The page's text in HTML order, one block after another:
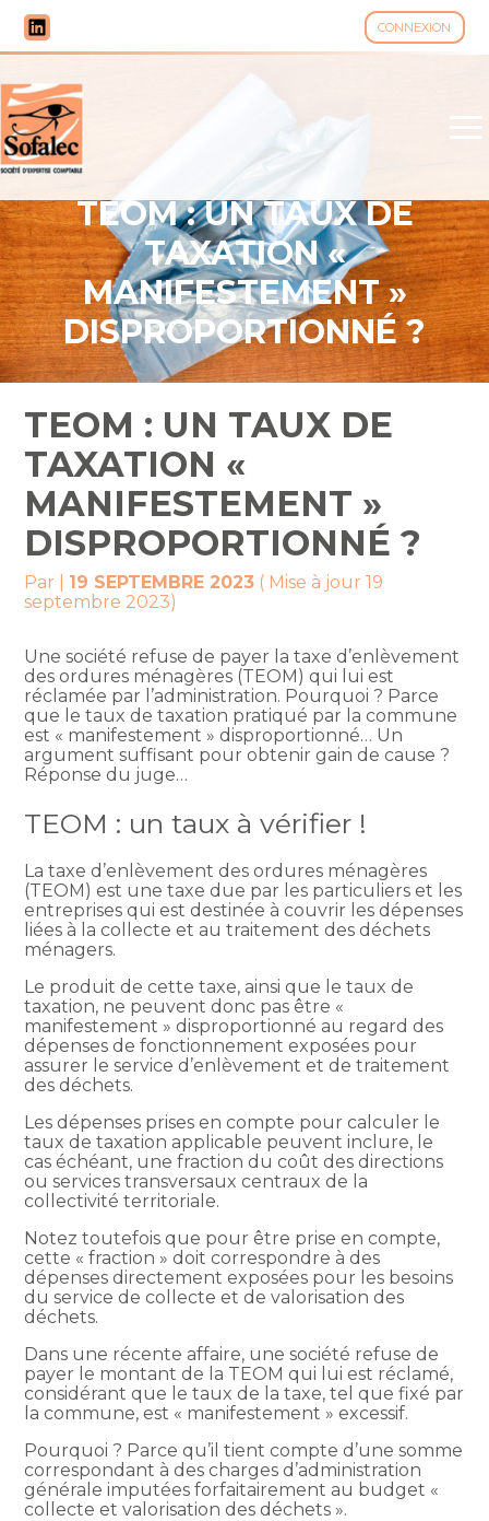
CONNEXION
Aller
au
contenu
TEOM : UN TAUX DE
TAXATION «
MANIFESTEMENT »
DISPROPORTIONNÉ ?
TEOM : UN TAUX DE
TAXATION «
MANIFESTEMENT »
DISPROPORTIONNÉ ?
Par 19 SEPTEMBRE 2023 ( Mise à jour 19
septembre 2023)
Une société refuse de payer la taxe d’enlèvement
des ordures ménagères (TEOM) qui lui est
réclamée par l’administration. Pourquoi ? Parce
que le taux de taxation pratiqué par la commune
est « manifestement » disproportionné… Un
argument suffisant pour obtenir gain de cause ?
Réponse du juge…
TEOM : un taux à vérifier !
La taxe d’enlèvement des ordures ménagères
(TEOM) est une taxe due par les particuliers et les
entreprises qui est destinée à couvrir les dépenses
liées à la collecte et au traitement des déchets
ménagers.
Le produit de cette taxe, ainsi que le taux de
taxation, ne peuvent donc pas être «
manifestement » disproportionné au regard des
dépenses de fonctionnement exposées pour
assurer le service d’enlèvement et de traitement
des déchets.
Les dépenses prises en compte pour calculer le
taux de taxation applicable peuvent inclure, le
cas échéant, une fraction du coût des directions
ou services transversaux centraux de la
collectivité territoriale.
Notez toutefois que pour être prise en compte,
cette « fraction » doit correspondre à des
dépenses directement exposées pour les besoins
du service de collecte et de valorisation des
déchets.
Dans une récente affaire, une société refuse de
payer le montant de la TEOM qui lui est réclamé,
considérant que le taux de la taxe, tel que fixé par
la commune, est « manifestement » excessif.
Pourquoi ? Parce qu’il tient compte d’une somme
correspondant à des charges d’administration
générale imputées forfaitairement au budget «
collecte et valorisation des déchets ».